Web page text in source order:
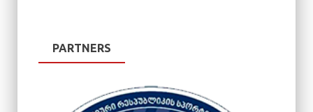
PARTNERS